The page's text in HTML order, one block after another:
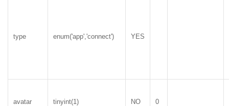
type enum('app','connect') YES
avatar tinyint(1) NO 0